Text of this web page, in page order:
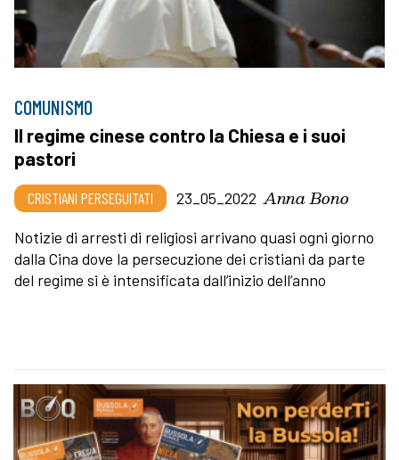
COMUNISMO
Il regime cinese contro la Chiesa e i suoi
pastori
CRISTIANI PERSEGUITATI 23_05_2022 Anna Bono
Notizie di arresti di religiosi arrivano quasi ogni giorno
dalla Cina dove la persecuzione dei cristiani da parte
del regime si è intensificata dall’inizio dell’anno